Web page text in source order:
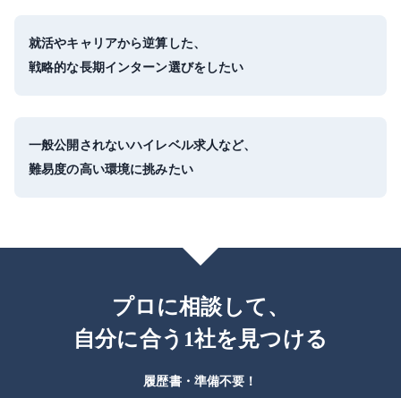
就活やキャリアから逆算した、
戦略的な長期インターン選びをしたい
一般公開されないハイレベル求人など、
難易度の高い環境に挑みたい
プロに相談して、
自分に合う1社を見つける
履歴書・準備不要！